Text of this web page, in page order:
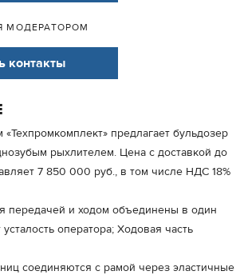
МОДЕРАТОРОМ
контакты
предлагает бульдозер
рыхлителем. Цена с доставкой до
7 850 000 руб., в том числе НДС 18%
передачей и ходом объединены в один
оператора; Ходовая часть
соединяются с рамой через эластичные